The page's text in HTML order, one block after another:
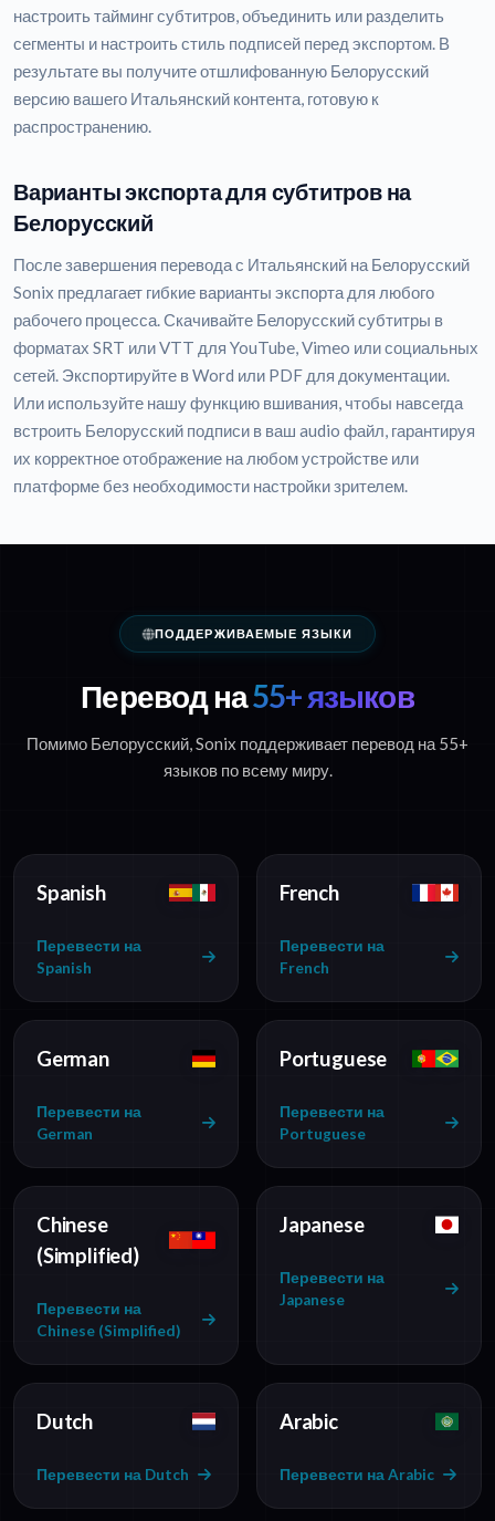
настроить тайминг субтитров, объединить или разделить
сегменты и настроить стиль подписей перед экспортом. В
результате вы получите отшлифованную Белорусский
версию вашего Итальянский контента, готовую к
распространению.
Варианты экспорта для субтитров на
Белорусский
После завершения перевода с Итальянский на Белорусский
Sonix предлагает гибкие варианты экспорта для любого
рабочего процесса. Скачивайте Белорусский субтитры в
форматах SRT или VTT для YouTube, Vimeo или социальных
сетей. Экспортируйте в Word или PDF для документации.
Или используйте нашу функцию вшивания, чтобы навсегда
встроить Белорусский подписи в ваш audio файл, гарантируя
их корректное отображение на любом устройстве или
платформе без необходимости настройки зрителем.
ПОДДЕРЖИВАЕМЫЕ ЯЗЫКИ
Перевод на55+ языков
Помимо Белорусский, Sonix поддерживает перевод на 55+
языков по всему миру.
Spanish
Перевести на
Spanish
French
Перевести на
French
German
Перевести на
German
Portuguese
Перевести на
Portuguese
Chinese
(Simplified)
Перевести на
Chinese (Simplified)
Japanese
Перевести на
Japanese
Dutch
Перевести на Dutch
Arabic
Перевести на Arabic